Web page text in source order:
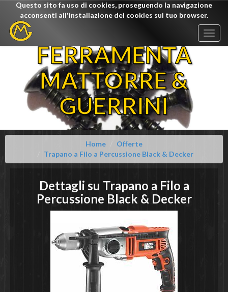
Questo sito fa uso di cookies, proseguendo la navigazione
acconsenti all'installazione dei cookies sul tuo browser.
FERRAMENTA
MATTORRE &
GUERRINI
Home
Offerte
Trapano a Filo a Percussione Black & Decker
Dettagli su Trapano a Filo a
Percussione Black & Decker